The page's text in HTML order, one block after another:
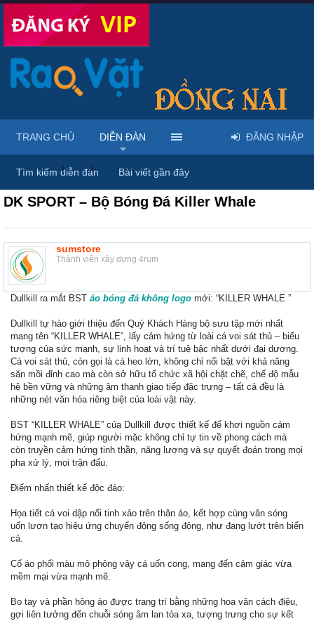
Diễn đàn ... Mua bán thời trang nam nữ
DK SPORT – Bộ Bóng Đá Killer Whale
sumstore
Thành viên xây dựng 4rum
Dullkill ra mắt BST áo bóng đá không logo mới: “KILLER WHALE ”
Dullkill tự hào giới thiệu đến Quý Khách Hàng bộ sưu tập mới nhất
mang tên “KILLER WHALE”, lấy cảm hứng từ loài cá voi sát thủ – biểu
tượng của sức mạnh, sự linh hoạt và trí tuệ bậc nhất dưới đại dương.
Cá voi sát thủ, còn gọi là cá heo lớn, không chỉ nổi bật với khả năng
săn mồi đỉnh cao mà còn sở hữu tổ chức xã hội chặt chẽ, chế độ mẫu
hệ bền vững và những âm thanh giao tiếp đặc trưng – tất cả đều là
những nét văn hóa riêng biệt của loài vật này.
BST “KILLER WHALE” của Dullkill được thiết kế để khơi nguồn cảm
hứng mạnh mẽ, giúp người mặc không chỉ tự tin về phong cách mà
còn truyền cảm hứng tinh thần, năng lượng và sự quyết đoán trong mọi
pha xử lý, mọi trận đấu.
Điểm nhấn thiết kế độc đáo:
Họa tiết cá voi dập nổi tinh xảo trên thân áo, kết hợp cùng vân sóng
uốn lượn tạo hiệu ứng chuyển động sống động, như đang lướt trên biển
cả.
Cổ áo phối màu mô phỏng vây cá uốn cong, mang đến cảm giác vừa
mềm mại vừa mạnh mẽ.
Bo tay và phần hông áo được trang trí bằng những hoa văn cách điệu,
gợi liên tưởng đến chuỗi sóng âm lan tỏa xa, tượng trưng cho sự kết
TRANG CHỦ DIỄN ĐÀN
Tìm kiếm diễn đàn Bài viết gần đây
ĐĂNG NHẬP